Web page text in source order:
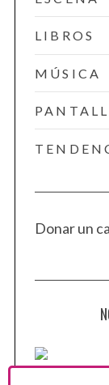
LIBROS
MÚSICA
Donar un